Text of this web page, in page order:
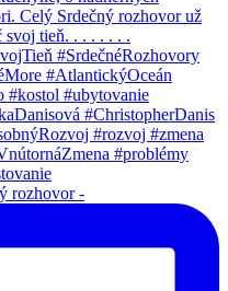
rozhovor -